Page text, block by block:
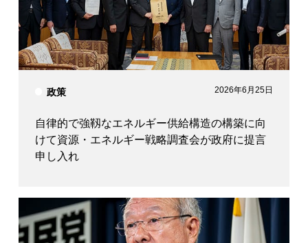
政策 2026年6月25日
自律的で強靱なエネルギー供給構造の構築に向
けて資源・エネルギー戦略調査会が政府に提言
申し入れ